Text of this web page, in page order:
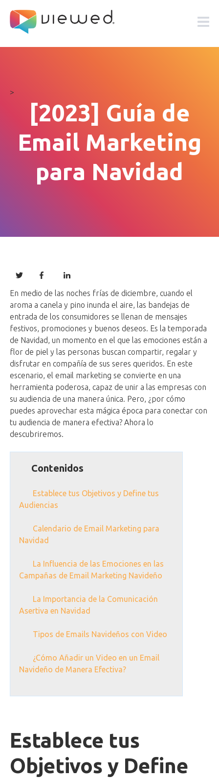
>
[2023] Guía de
Email Marketing
para Navidad
En medio de las noches frías de diciembre, cuando el
aroma a canela y pino inunda el aire, las bandejas de
entrada de los consumidores se llenan de mensajes
festivos, promociones y buenos deseos. Es la temporada
de Navidad, un momento en el que las emociones están a
flor de piel y las personas buscan compartir, regalar y
disfrutar en compañía de sus seres queridos. En este
escenario, el email marketing se convierte en una
herramienta poderosa, capaz de unir a las empresas con
su audiencia de una manera única. Pero, ¿por cómo
puedes aprovechar esta mágica época para conectar con
tu audiencia de manera efectiva? Ahora lo
descubriremos.
Contenidos
Establece tus Objetivos y Define tus
Audiencias
Calendario de Email Marketing para
Navidad
La Influencia de las Emociones en las
Campañas de Email Marketing Navideño
La Importancia de la Comunicación
Asertiva en Navidad
Tipos de Emails Navideños con Video
¿Cómo Añadir un Video en un Email
Navideño de Manera Efectiva?
Establece tus
Objetivos y Define